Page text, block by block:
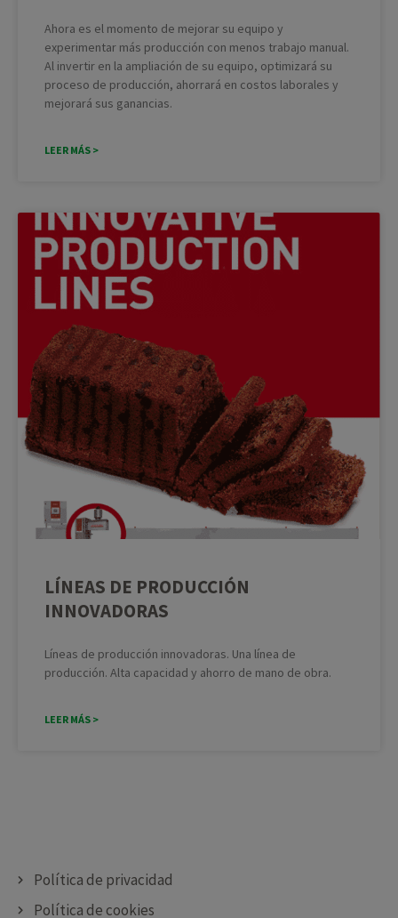
Ahora es el momento de mejorar su equipo y
experimentar más producción con menos trabajo manual.
Al invertir en la ampliación de su equipo, optimizará su
proceso de producción, ahorrará en costos laborales y
mejorará sus ganancias.
LEER MÁS >
LÍNEAS DE PRODUCCIÓN
INNOVADORAS
Líneas de producción innovadoras. Una línea de
producción. Alta capacidad y ahorro de mano de obra.
LEER MÁS >
Política de privacidad
Política de cookies